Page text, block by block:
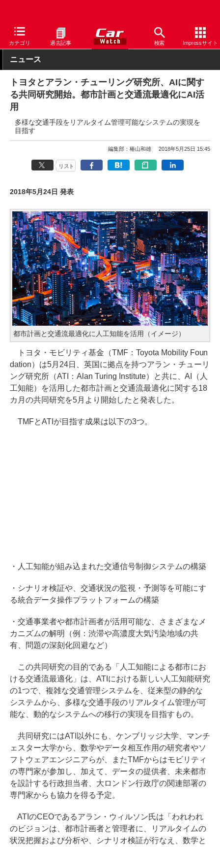
カテゴリ 過去記事 検索 Impressサイト
Car Watch 自動車 トヨタ
ニュース
トヨタとアラン・チューリング研究所、AIに関す
る共同研究開始。都市計画と交通流最適化にAI活
用
多様な交通手段をリアルタイム管理可能なシステムの実現を
目指す
編集部：椿山和雄 2018年5月25日 15:45
リスト
2018年5月24日 発表
都市計画と交通流最適化に人工知能を活用（イメージ）
トヨタ・モビリティ基金（TMF：Toyota Mobility Foun
dation）は5月24日、英国に拠点を持つアラン・チューリ
ング研究所（ATI：Alan Turing Institute）と共に、AI（人
工知能）を活用した都市計画と交通流最適化に関する18
カ月の共同研究を5月より開始したと発表した。
TMFとATIが目指す成果は以下の3つ。
・人工知能が組み込まれた交通信号制御システムの構築
・シナリオ検証や、交通状況の監視・予測等を可能にす
る統合データ操作プラットフォームの構築
・交通事業者や都市計画者が活用可能な、さまざまなメ
カニズムの解明（例：渋滞や高濃度大気汚染地域の共
有、問題の深刻化回避など）
この共同研究の目的である「人工知能による都市にお
ける交通流最適化」は、ATIにおける新しい人工知能研究
の1つで、複雑な交通管理システムを、従来型の静的な
システムから、多様な交通手段のリアルタイム管理が可
能な、動的なシステムへの移行の実現を目指すもの。
共同研究にはATI以外にも、ケンブリッジ大学、マンチ
ェスター大学から、数学やデータ相互作用の研究者やソ
フトウェアエンジニアらが、またTMFからはモビリティ
の専門家が参加し、加えて、データの提供者、未来都市
を設計する行政担当者、大ロンドン行政庁の関連部署の
専門家からも協力を得る予定。
ATIのCEOであるアラン・ウィルソン氏は「われわれ
のビジョンは、都市計画者と管理者に、リアルタイムの
状況把握および分析や、シナリオ検証が行なえ、数学と